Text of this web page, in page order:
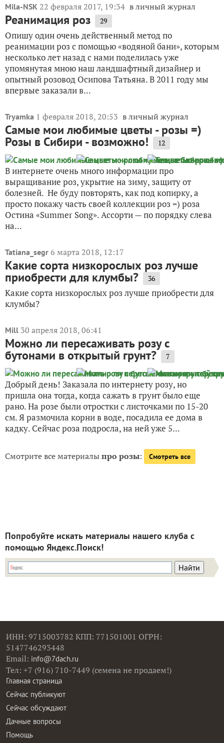
Mila-NSK 22 февраля 2017, 19:34 в личный журнал
Реанимация роз 29
Опишу один очень действенный метод по
реанимации роз с помощью «водяной бани», которым
несколько лет назад с нами поделилась уже
упомянутая мною наш ландшафтный дизайнер и
опытный розовод Осипова Татьяна. В 2011 году мы
впервые заказали в...
Tryamka 1 февраля 2018, 20:53 в личный журнал
Самые мои любимые цветы - розы =)
Розы в Сибири - возможно! 12
В интернете очень много информации про
выращивание роз, укрытие на зиму, защиту от
болезней. Не буду повторять, как под копирку, а
просто покажу часть своей коллекции роз =) роза
Остина «Summer Song». Ассорти — по порядку слева
на...
Tatiana_segr 6 марта 2018, 12:17
Какие сорта низкорослых роз лучше
приобрести для клумбы? 36
Какие сорта низкорослых роз лучше приобрести для
клумбы?
Mill 30 апреля 2018, 06:41
Можно ли пересаживать розу с
бутонами в открытый грунт? 7
Добрый день! Заказала по интернету розу, но
пришла она тогда, когда сажать в грунт было еще
рано. На розе были отростки с листочками по 15-20
см. Я размочила корни в воде, посадила ее дома в
кадку. Сейчас роза подросла, на ней уже 5...
Смотрите все материалыпро розы: Смотреть все
Попробуйте искать материалы нашего клуба с
помощью Яндекс.Поиск!
ИНН: 9715003782 КПП: 771501001 ОГРН:
5147746293448
Email: info@7dach.ru
Тел: +7 (916) 710-7449 (семена не продаем!)
Главная страница
Сейчас публикуют
Сейчас обсуждают
Дачные вопросы
Помощь